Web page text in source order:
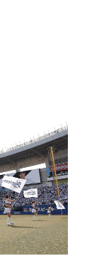
マンスと共にス
リレー対決。バト